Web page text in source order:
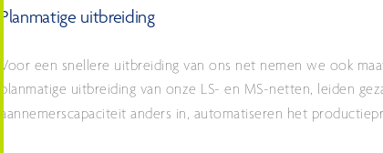
Planmatige uitbreiding
Voor een snellere uitbreiding van ons net nemen we ook
planmatige uitbreiding van onze LS- en MS-netten, leiden
aannemerscapaciteit anders in, automatiseren het